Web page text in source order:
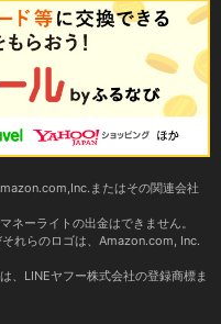
またはその関連会社
ネーライトの出金はできません。
れらのロゴは、Amazon.com, Inc.
、LINEヤフー株式会社の登録商標ま